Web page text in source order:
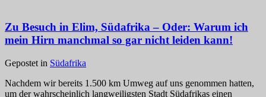
Zu Besuch in Elim, Südafrika – Oder: Warum ich
mein Hirn manchmal so gar nicht leiden kann!
Gepostet in Südafrika
Nachdem wir bereits 1.500 km Umweg auf uns genommen hatten,
um der wahrscheinlich langweiligsten Stadt Südafrikas einen